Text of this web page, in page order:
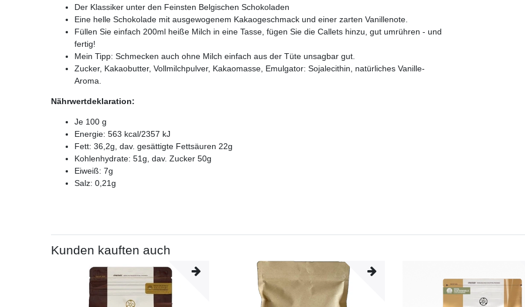
Der Klassiker unter den Feinsten Belgischen Schokoladen
Eine helle Schokolade mit ausgewogenem Kakaogeschmack und einer zarten Vanillenote.
Füllen Sie einfach 200ml heiße Milch in eine Tasse, fügen Sie die Callets hinzu, gut umrühren - und
fertig!
Mein Tipp: Schmecken auch ohne Milch einfach aus der Tüte unsagbar gut.
Zucker, Kakaobutter, Vollmilchpulver, Kakaomasse, Emulgator: Sojalecithin, natürliches Vanille-
Aroma.
Nährwertdeklaration:
Je 100 g
Energie: 563 kcal/2357 kJ
Fett: 36,2g, dav. gesättigte Fettsäuren 22g
Kohlenhydrate: 51g, dav. Zucker 50g
Eiweiß: 7g
Salz: 0,21g
Kunden kauften auch